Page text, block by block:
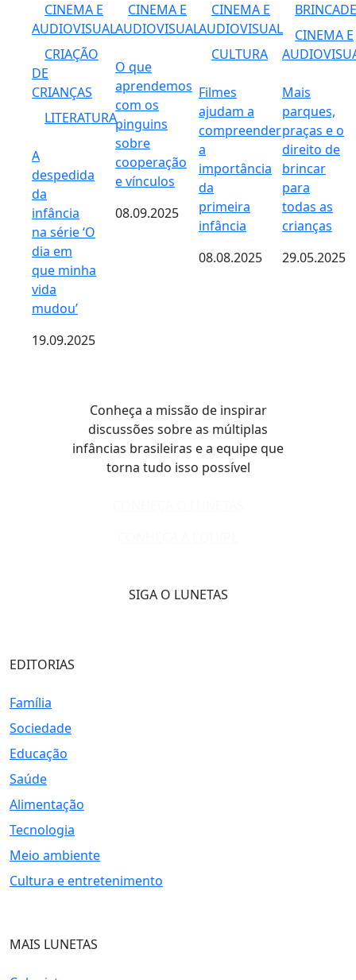
CINEMA E
AUDIOVISUAL
CRIAÇÃO
DE
CRIANÇAS
LITERATURA
A
despedida
da
infância
na série ‘O
dia em
que minha
vida
mudou’
19.09.2025
CINEMA E
AUDIOVISUAL
O que
aprendemos
com os
pinguins
sobre
cooperação
e vínculos
08.09.2025
CINEMA E
AUDIOVISUAL
CULTURA
Filmes
ajudam a
compreender
a
importância
da
primeira
infância
08.08.2025
CINEMA E
Mais
parques,
praças e o
direito de
brincar
para
todas as
crianças
29.05.2025
Conheça a missão de inspirar
discussões sobre as múltiplas
infâncias brasileiras e a equipe que
torna tudo isso possível
SIGA O LUNETAS
EDITORIAS
Família
Sociedade
Educação
Saúde
Alimentação
Tecnologia
Meio ambiente
Cultura e entretenimento
MAIS LUNETAS